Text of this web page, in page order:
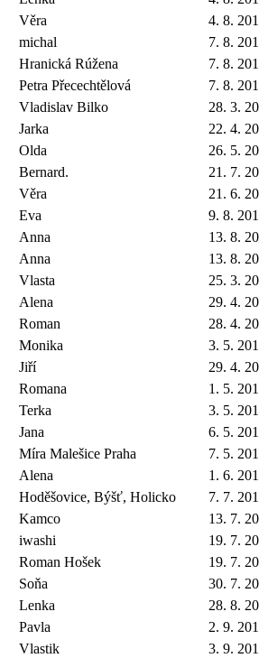
Věra
4. 8.
michal
7. 8.
Hranická Rúžena
7. 8.
Petra Přecechtělová
7. 8.
Vladislav Bilko
28. 3.
Jarka
22. 4.
Olda
26. 5.
Bernard.
21. 7.
Věra
21. 6.
Eva
9. 8.
Anna
13. 8.
Anna
13. 8.
Vlasta
25. 3.
Alena
29. 4.
Roman
28. 4.
Monika
3. 5.
Jiří
29. 4.
Romana
1. 5.
Terka
3. 5.
Jana
6. 5.
Míra Malešice Praha
7. 5.
Alena
1. 6.
Hoděšovice, Býšť, Holicko
7. 7.
Kamco
13. 7.
iwashi
19. 7.
Roman Hošek
19. 7.
Soňa
30. 7.
Lenka
28. 8.
Pavla
2. 9.
Vlastik
3. 9.